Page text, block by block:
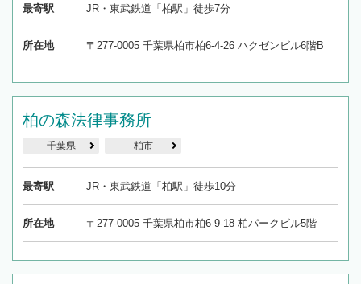
最寄駅 JR・東武鉄道「柏駅」徒歩7分
所在地 〒277-0005 千葉県柏市柏6-4-26 ハクゼンビル6階B
柏の森法律事務所
千葉県 柏市
最寄駅 JR・東武鉄道「柏駅」徒歩10分
所在地 〒277-0005 千葉県柏市柏6-9-18 柏パークビル5階